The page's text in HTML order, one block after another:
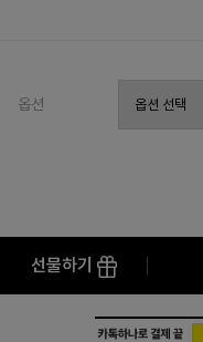
옵션
선물하기